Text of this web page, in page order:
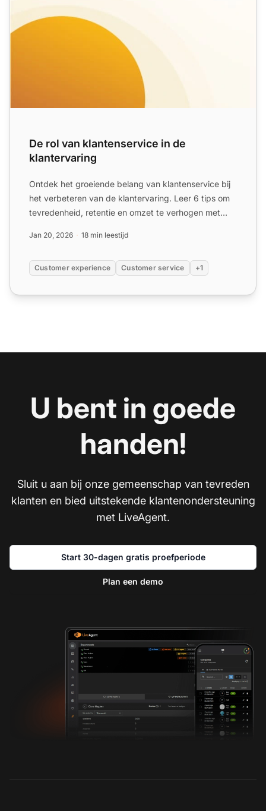
De rol van klantenservice in de
klantervaring
Ontdek het groeiende belang van klantenservice bij
het verbeteren van de klantervaring. Leer 6 tips om
tevredenheid, retentie en omzet te verhogen met
Jan 20, 2026 18 min leestijd
Customer experience Customer service +1
U bent in goede
handen!
Sluit u aan bij onze gemeenschap van tevreden
klanten en bied uitstekende klantenondersteuning
met LiveAgent.
Start 30-dagen gratis proefperiode
Plan een demo